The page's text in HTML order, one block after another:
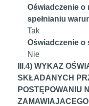
Oświadczenie
spełnianiu
Tak
Oświadczenie o
Nie
III.4) WYKAZ
SKŁADANYCH
POSTĘPOWANIU